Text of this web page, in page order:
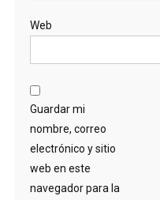
Web
Guardar mi
nombre, correo
electrónico y sitio
web en este
navegador para la